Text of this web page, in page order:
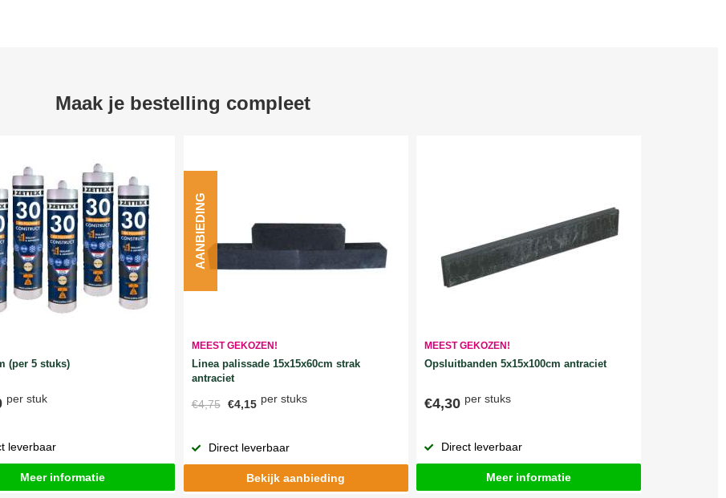
Maak je bestelling compleet
(per 5 stuks)
per stuk
leverbaar
Meer informatie
MEEST GEKOZEN!
Linea palissade 15x15x60cm strak
antraciet
€4,75 €4,15 per stuks
AANBIEDING
Direct leverbaar
Bekijk aanbieding
MEEST GEKOZEN!
Opsluitbanden 5x15x100cm antraciet
€4,30 per stuks
Direct leverbaar
Meer informatie